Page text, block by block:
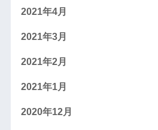
2021年4月
2021年3月
2021年2月
2021年1月
2020年12月